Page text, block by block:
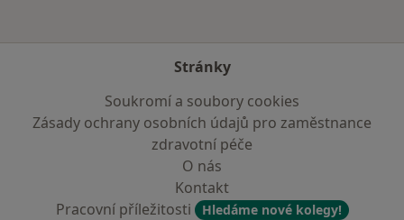
Stránky
Soukromí a soubory cookies
Zásady ochrany osobních údajů pro zaměstnance
zdravotní péče
O nás
Kontakt
Pracovní příležitosti
Hledáme nové kolegy!